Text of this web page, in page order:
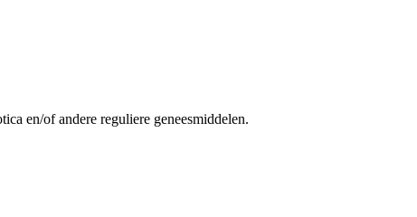
en/of andere reguliere geneesmiddelen.